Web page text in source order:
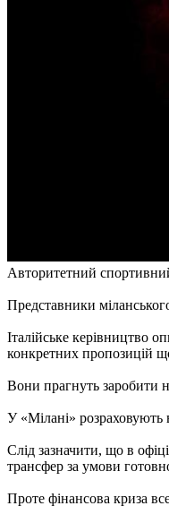
Авторитетний
Представники
Італійське керівництво
конкретних пропозицій
Вони прагнуть заробити
У «Мілані»
Слід зазначити, що в
трансфер за умови
Проте фінансова криза